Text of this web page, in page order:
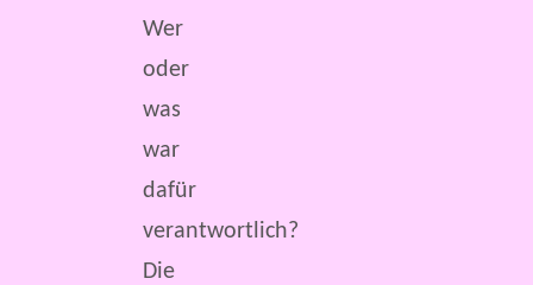
Wer
oder
was
war
dafür
verantwortlich?
Die